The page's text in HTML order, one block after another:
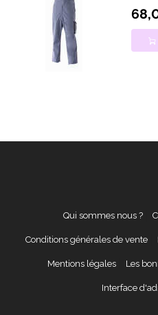
Qui sommes nous ?
Conditions générales de vente
Mentions légales Les
Interface